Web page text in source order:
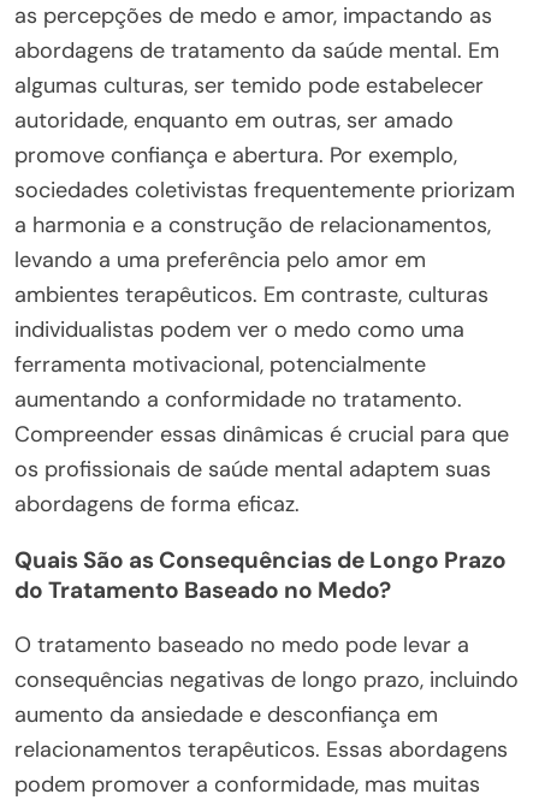
as percepções de medo e amor, impactando as
abordagens de tratamento da saúde mental. Em
algumas culturas, ser temido pode estabelecer
autoridade, enquanto em outras, ser amado
promove confiança e abertura. Por exemplo,
sociedades coletivistas frequentemente priorizam
a harmonia e a construção de relacionamentos,
levando a uma preferência pelo amor em
ambientes terapêuticos. Em contraste, culturas
individualistas podem ver o medo como uma
ferramenta motivacional, potencialmente
aumentando a conformidade no tratamento.
Compreender essas dinâmicas é crucial para que
os profissionais de saúde mental adaptem suas
abordagens de forma eficaz.
Quais São as Consequências de Longo Prazo
do Tratamento Baseado no Medo?
O tratamento baseado no medo pode levar a
consequências negativas de longo prazo, incluindo
aumento da ansiedade e desconfiança em
relacionamentos terapêuticos. Essas abordagens
podem promover a conformidade, mas muitas